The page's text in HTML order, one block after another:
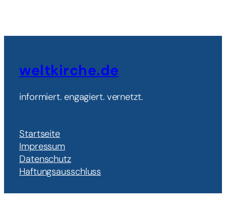
weltkirche.de
informiert. engagiert. vernetzt.
Startseite
Impressum
Datenschutz
Haftungsausschluss